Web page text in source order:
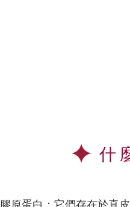
什
膠原蛋白：它們存在於真